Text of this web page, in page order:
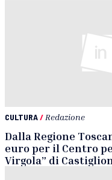
CULTURA/ Redazione
Dalla Regione
euro per il Centro
Virgola” di